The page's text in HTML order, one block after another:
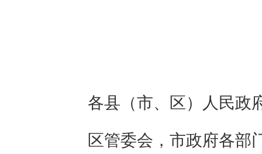
各县（市、区）人民政
区管委会，市政府各部